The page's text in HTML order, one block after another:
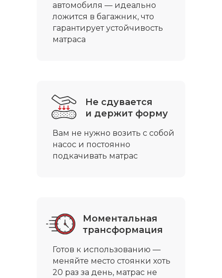
автомобиля — идеально
ложится в багажник, что
гарантирует устойчивость
матраса
Не сдувается
и держит форму
Вам не нужно возить с собой
насос и постоянно
подкачивать матрас
Моментальная
трансформация
Готов к использованию —
меняйте место стоянки хоть
20 раз за день, матрас не